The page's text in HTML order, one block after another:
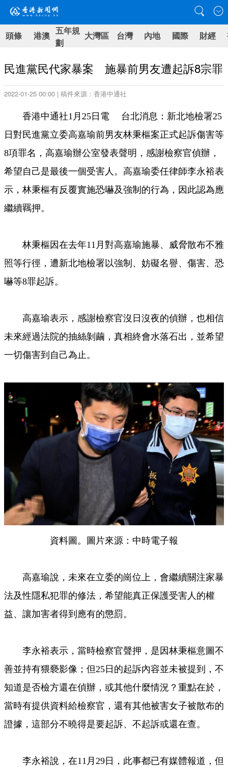
頭條 港澳 五年規
劃
大灣區 台灣 內地 國際 財經
民進黨民代家暴案 施暴前男友遭起訴8宗罪
2022-01-25 00:00 | 稿件來源：香港中通社
香港中通社1月25日電 台北消息：新北地檢署25
日對民進黨立委高嘉瑜前男友林秉樞案正式起訴傷害等
8項罪名，高嘉瑜辦公室發表聲明，感謝檢察官偵辦，
希望自己是最後一個受害人。高嘉瑜委任律師李永裕表
示，林秉樞有反覆實施恐嚇及強制的行為，因此認為應
繼續羈押。
林秉樞因在去年11月對高嘉瑜施暴、威脅散布不雅
照等行徑，遭新北地檢署以強制、妨礙名譽、傷害、恐
嚇等8罪起訴。
高嘉瑜表示，感謝檢察官沒日沒夜的偵辦，也相信
未來經過法院的抽絲剝繭，真相終會水落石出，並希望
一切傷害到自己為止。
資料圖。圖片來源：中時電子報
高嘉瑜說，未來在立委的崗位上，會繼續關注家暴
法及性隱私犯罪的修法，希望能真正保護受害人的權
益、讓加害者得到應有的懲罰。
李永裕表示，當時檢察官聲押，是因林秉樞意圖不
善並持有猥褻影像；但25日的起訴內容並未被提到，不
知道是否檢方還在偵辦，或其他什麼情況？重點在於，
當時有提供資料給檢察官，還有其他被害女子被散布的
證據，這部分不曉得是要起訴、不起訴或還在查。
李永裕說，在11月29日，此事都已有媒體報道，但